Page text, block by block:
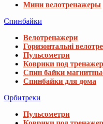
Мини велотренажеры
Спинбайки
Велотренажери
Горизонтальні
Пульсометри
Коврики под
Спин байки
Спинбайки для дома
Орбитреки
Пульсометри